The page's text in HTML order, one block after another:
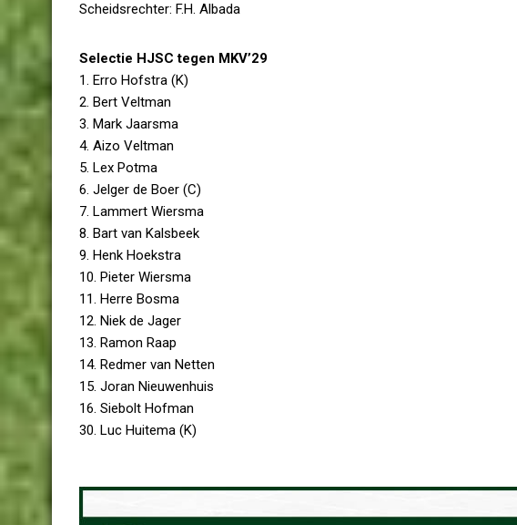
Scheidsrechter: F.H. Albada
Selectie HJSC tegen MKV’29
1. Erro Hofstra (K)
2. Bert Veltman
3. Mark Jaarsma
4. Aizo Veltman
5. Lex Potma
6. Jelger de Boer (C)
7. Lammert Wiersma
8. Bart van Kalsbeek
9. Henk Hoekstra
10. Pieter Wiersma
11. Herre Bosma
12. Niek de Jager
13. Ramon Raap
14. Redmer van Netten
15. Joran Nieuwenhuis
16. Siebolt Hofman
30. Luc Huitema (K)